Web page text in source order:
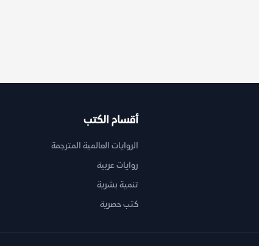
أقسام الكتب
الروايات العالمية المترجمة
روايات عربية
تنمية بشرية
كتب حصرية